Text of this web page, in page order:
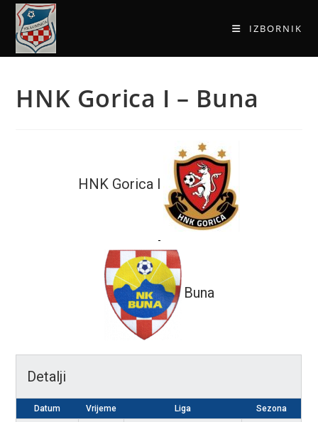
IZBORNIK
HNK Gorica I – Buna
HNK Gorica I
-
Buna
Detalji
Datum Vrijeme Liga Sezona